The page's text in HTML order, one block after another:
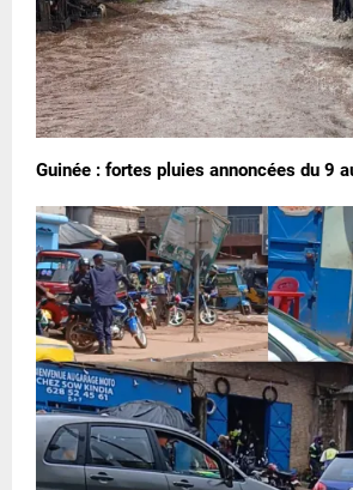
Guinée : fortes pluies annoncées du 9